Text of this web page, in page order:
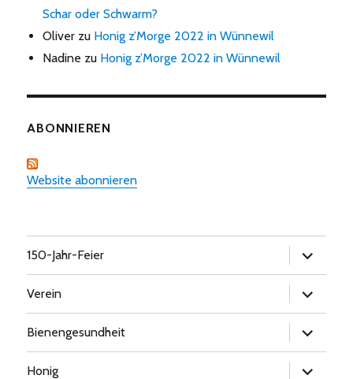
Schar oder Schwarm?
Oliver zu Honig z’Morge 2022 in Wünnewil
Nadine zu Honig z’Morge 2022 in Wünnewil
ABONNIEREN
Website abonnieren
150-Jahr-Feier
öffnen
Verein
öffnen
Bienengesundheit
öffnen
Honig